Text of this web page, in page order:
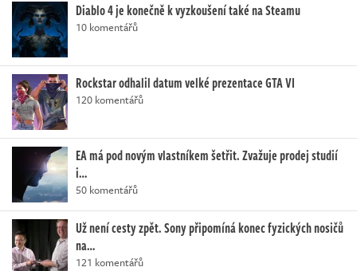
Diablo 4 je konečně k vyzkoušení také na Steamu
10 komentářů
Rockstar odhalil datum velké prezentace GTA VI
120 komentářů
EA má pod novým vlastníkem šetřit. Zvažuje prodej studií
i…
50 komentářů
Už není cesty zpět. Sony připomíná konec fyzických nosičů
na…
121 komentářů